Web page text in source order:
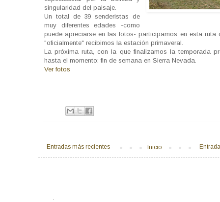
singularidad del paisaje.
Un total de 39 senderistas de
muy diferentes edades -como
puede apreciarse en las fotos- participamos en esta ruta
"oficialmente" recibimos la estación primaveral.
La próxima ruta, con la que finalizamos la temporada
hasta el momento: fin de semana en Sierra Nevada.
Ver fotos
Entradas más recientes Inicio
.